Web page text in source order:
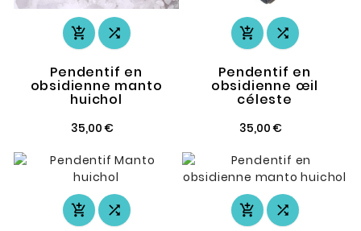
 
Pendentif en
obsidienne manto
huichol
35,00 €
 
Pendentif en
obsidienne œil
céleste
35,00 €
   